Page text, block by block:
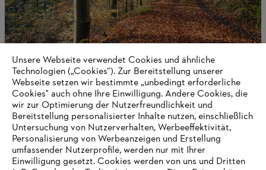
Nachhaltigkeit
Informationen für Lieferanten
Produkte
Kontakt
Karriere
Hinweisgebersystem
Unsere Webseite verwendet Cookies und ähnliche
Technologien („Cookies“). Zur Bereitstellung unserer
Webseite setzen wir bestimmte „unbedingt erforderliche
Cookies" auch ohne Ihre Einwilligung. Andere Cookies, die
wir zur Optimierung der Nutzerfreundlichkeit und
Bereitstellung personalisierter Inhalte nutzen, einschließlich
Untersuchung von Nutzerverhalten, Werbeeffektivität,
Personalisierung von Werbeanzeigen und Erstellung
umfassender Nutzerprofile, werden nur mit Ihrer
Einwilligung gesetzt. Cookies werden von uns und Dritten